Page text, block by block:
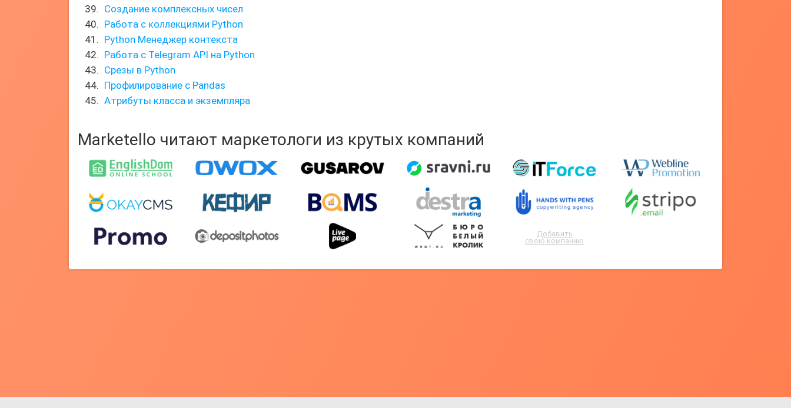
Создание комплексных чисел
Работа с коллекциями Python
Python Менеджер контекста
Работа с Telegram API на Python
Срезы в Python
Профилирование с Pandas
Атрибуты класса и экземпляра
Marketello читают маркетологи из крутых компаний
Добавить
свою компанию